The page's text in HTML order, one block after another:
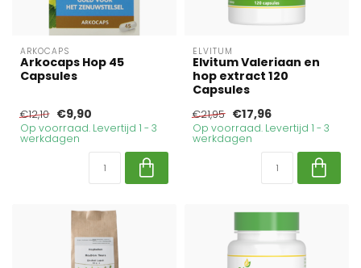
ARKOCAPS
Arkocaps Hop 45
Capsules
€12,10 €9,90
Op voorraad. Levertijd 1 - 3
werkdagen
ELVITUM
Elvitum Valeriaan en
hop extract 120
Capsules
€21,95 €17,96
Op voorraad. Levertijd 1 - 3
werkdagen